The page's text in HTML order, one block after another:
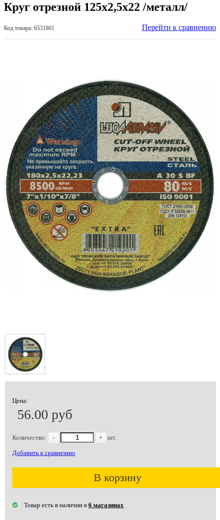
Круг отрезной 125х2,5х22 /металл/
Код товара: 6531861 Перейти к сравнению
Цена:
56.00 руб
Количество: - + шт.
Добавить к сравнению
В корзину
Товар есть в наличии в 6 магазинах